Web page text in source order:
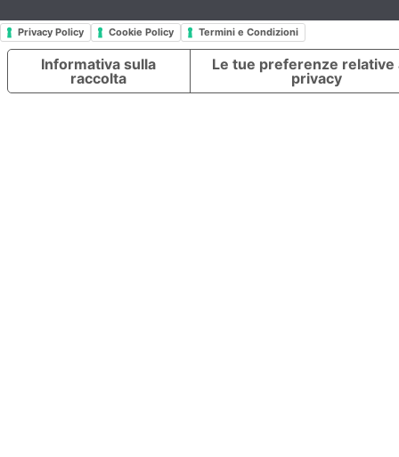
Privacy Policy Cookie Policy Termini e Condizioni
Informativa sulla
raccolta
Le tue preferenze relative
privacy